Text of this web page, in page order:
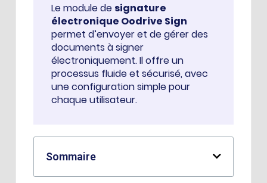
Le module de signature
électronique Oodrive Sign
permet d’envoyer et de gérer des
documents à signer
électroniquement. Il offre un
processus fluide et sécurisé, avec
une configuration simple pour
chaque utilisateur.
Sommaire